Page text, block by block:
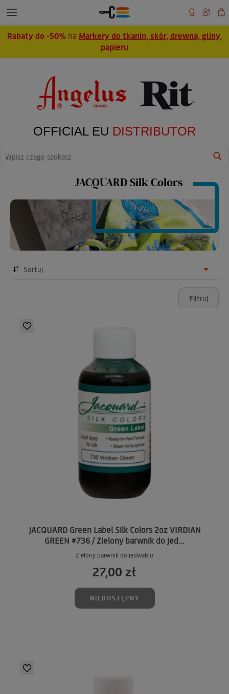
Rabaty do -50% na Markery do tkanin, skór, drewna, gliny,
papieru
OFFICIAL EU DISTRIBUTOR
JACQUARD Silk Colors
Sortuj
Filtruj
JACQUARD Green Label Silk Colors 2oz VIRDIAN
GREEN #736 / Zielony barwnik do jed...
Zielony barwnik do jedwabiu
27,00 zł
NIEDOSTĘPNY